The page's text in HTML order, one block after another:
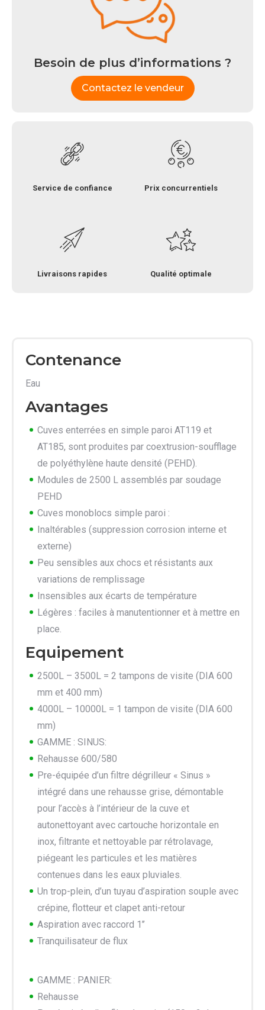
Besoin de plus d’informations ?
Contactez le vendeur
Service de confiance Prix concurrentiels
Livraisons rapides Qualité optimale
Contenance
Eau
Avantages
Cuves enterrées en simple paroi AT119 et
AT185, sont produites par coextrusion-soufflage
de polyéthylène haute densité (PEHD).
Modules de 2500 L assemblés par soudage
PEHD
Cuves monoblocs simple paroi :
Inaltérables (suppression corrosion interne et
externe)
Peu sensibles aux chocs et résistants aux
variations de remplissage
Insensibles aux écarts de température
Légères : faciles à manutentionner et à mettre en
place.
Equipement
2500L – 3500L = 2 tampons de visite (DIA 600
mm et 400 mm)
4000L – 10000L = 1 tampon de visite (DIA 600
mm)
GAMME : SINUS:
Rehausse 600/580
Pre-équipée d’un filtre dégrilleur « Sinus »
intégré dans une rehausse grise, démontable
pour l’accès à l’intérieur de la cuve et
autonettoyant avec cartouche horizontale en
inox, filtrante et nettoyable par rétrolavage,
piégeant les particules et les matières
contenues dans les eaux pluviales.
Un trop-plein, d’un tuyau d’aspiration souple avec
crépine, flotteur et clapet anti-retour
Aspiration avec raccord 1’’
Tranquilisateur de flux
GAMME : PANIER:
Rehausse